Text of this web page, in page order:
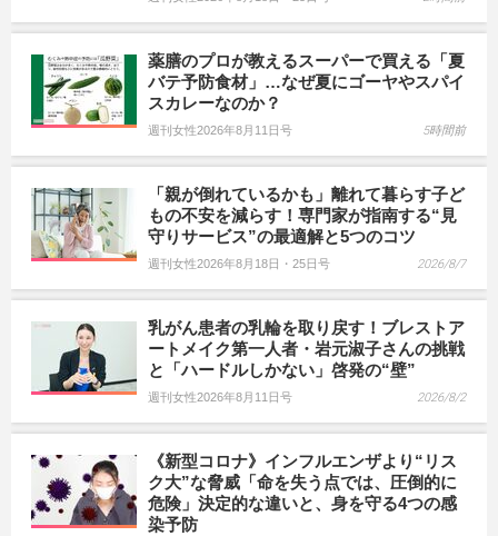
薬膳のプロが教えるスーパーで買える「夏
バテ予防食材」…なぜ夏にゴーヤやスパイ
スカレーなのか？
週刊女性2026年8月11日号 5時間前
「親が倒れているかも」離れて暮らす子ど
もの不安を減らす！専門家が指南する“見
守りサービス”の最適解と5つのコツ
週刊女性2026年8月18日・25日号 2026/8/7
乳がん患者の乳輪を取り戻す！ブレストア
ートメイク第一人者・岩元淑子さんの挑戦
と「ハードルしかない」啓発の“壁”
週刊女性2026年8月11日号 2026/8/2
《新型コロナ》インフルエンザより“リス
ク大”な脅威「命を失う点では、圧倒的に
危険」決定的な違いと、身を守る4つの感
染予防